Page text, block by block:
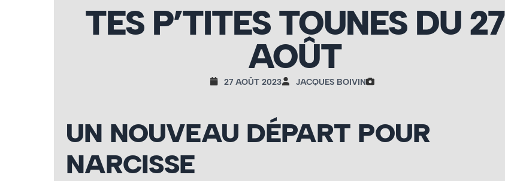
TES P’TITES TOUNES DU 27
AOÛT
27 AOÛT 2023 JACQUES BOIVIN
UN NOUVEAU DÉPART POUR
NARCISSE